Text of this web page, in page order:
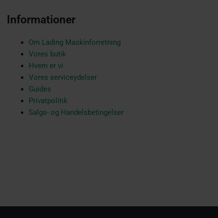
e
b
o
o
-
Informationer
Om Lading Maskinforretning
Vores butik
Hvem er vi
Vores serviceydelser
Guides
Privatpolitik
Salgs- og Handelsbetingelser